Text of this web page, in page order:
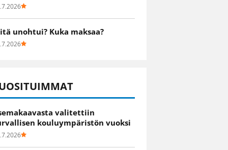
unohtui? Kuka maksaa?
valitettiin
kouluympäristön vuoksi